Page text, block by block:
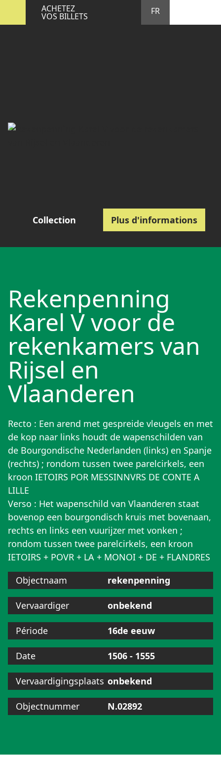
ACHETEZ
VOS BILLETS FR
Collection Plus d'informations
Rekenpenning
Karel V voor de
rekenkamers van
Rijsel en
Vlaanderen
Recto : Een arend met gespreide vleugels en met
de kop naar links houdt de wapenschilden van
de Bourgondische Nederlanden (links) en Spanje
(rechts) ; rondom tussen twee parelcirkels, een
kroon IETOIRS POR MESSINNVRS DE CONTE A
LILLE
Verso : Het wapenschild van Vlaanderen staat
bovenop een bourgondisch kruis met bovenaan,
rechts en links een vuurijzer met vonken ;
rondom tussen twee parelcirkels, een kroon
IETOIRS + POVR + LA + MONOI + DE + FLANDRES
Objectnaam
rekenpenning
Vervaardiger onbekend
Période 16de eeuw
Date 1506 - 1555
Vervaardigingsplaats onbekend
Objectnummer N.02892